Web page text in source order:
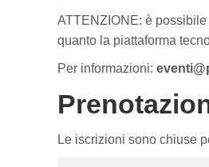
ATTENZIONE: è
quanto la piattaforma
Per informazioni:
Le iscrizioni sono chiuse